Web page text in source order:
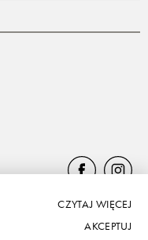
CZYTAJ WIĘCEJ
AKCEPTUJ